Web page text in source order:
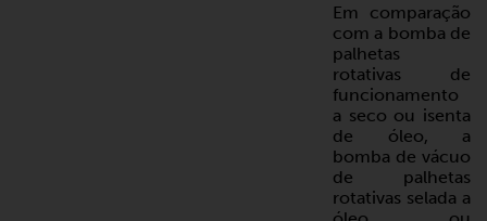
Em comparação
com a bomba de
palhetas
rotativas de
funcionamento
a seco ou isenta
de óleo, a
bomba de vácuo
de palhetas
rotativas selada a